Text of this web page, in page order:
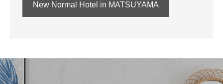
New Normal Hotel in MATSUYAMA